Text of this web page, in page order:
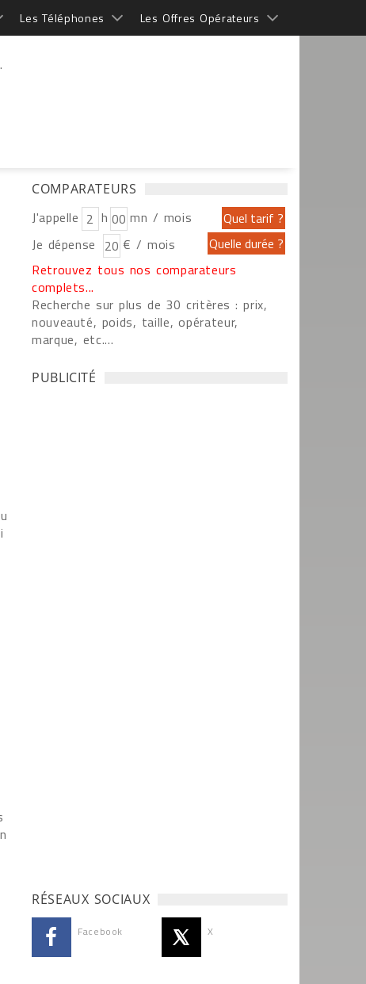
Les Téléphones Les Offres Opérateurs
COMPARATEURS
J'appelle h
mn / mois
Je dépense
€ / mois
Retrouvez tous nos comparateurs
complets...
Recherche sur plus de 30 critères : prix,
nouveauté, poids, taille, opérateur,
marque, etc....
PUBLICITÉ
RÉSEAUX SOCIAUX
Facebook X